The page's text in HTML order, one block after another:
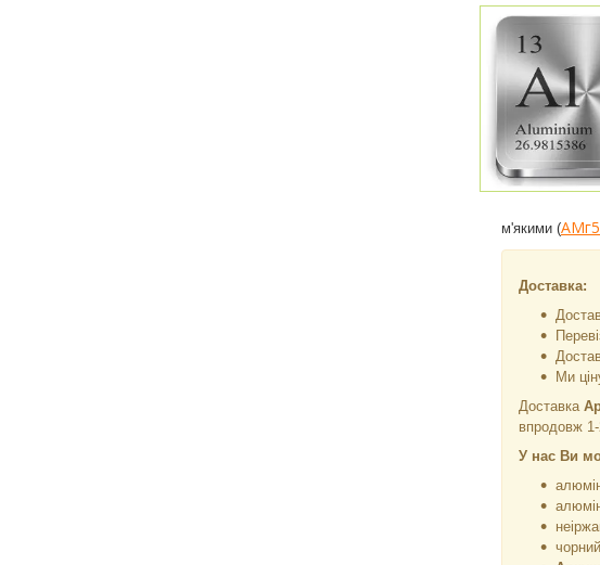
м'якими (
Доставка:
Ми
Доставка
впродовж 1-
У нас Ви